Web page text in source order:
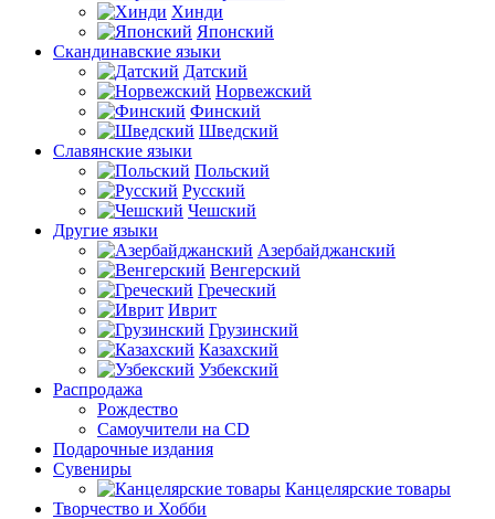
Хинди
Японский
Скандинавские языки
Датский
Норвежский
Финский
Шведский
Славянские языки
Польский
Русский
Чешский
Другие языки
Азербайджанский
Венгерский
Греческий
Иврит
Грузинский
Казахский
Узбекский
Распродажа
Рождество
Самоучители на CD
Подарочные издания
Сувениры
Канцелярские товары
Творчество и Хобби